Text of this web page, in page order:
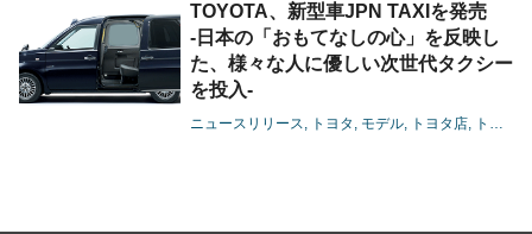
TOYOTA、新型車JPN TAXIを発売
-日本の「おもてなしの心」を反映し
た、様々な人に優しい次世代タクシー
を投入-
ニュースリリース トヨタ モデル トヨタ店 トヨペット店